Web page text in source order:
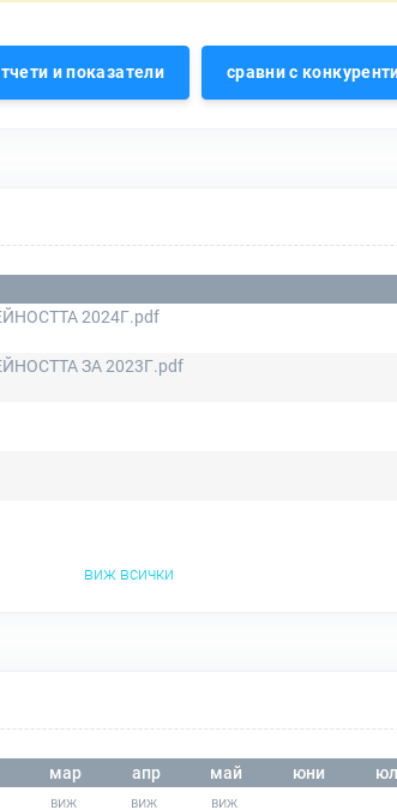
и показатели сравни с
2024Г.pdf
ЗА 2023Г.pdf
виж всички
мар апр май юни